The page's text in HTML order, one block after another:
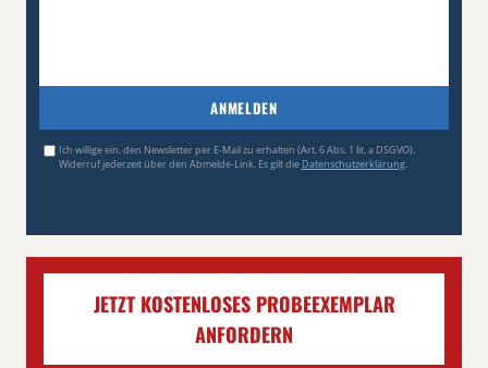
ANMELDEN
Ich willige ein, den Newsletter per E-Mail zu erhalten (Art. 6 Abs. 1 lit. a DSGVO).
Widerruf jederzeit über den Abmelde-Link. Es gilt die Datenschutzerklärung.
JETZT KOSTENLOSES PROBEEXEMPLAR
ANFORDERN